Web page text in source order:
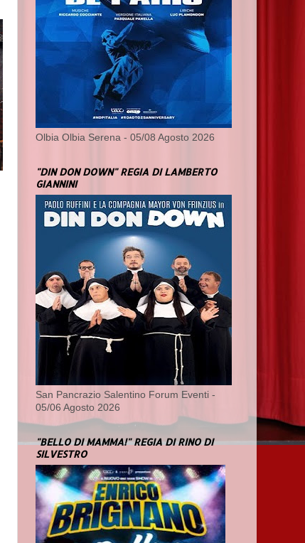
Olbia Olbia Serena - 05/08 Agosto 2026
"DIN DON DOWN" REGIA DI LAMBERTO
GIANNINI
San Pancrazio Salentino Forum Eventi -
05/06 Agosto 2026
"BELLO DI MAMMA!" REGIA DI RINO DI
SILVESTRO